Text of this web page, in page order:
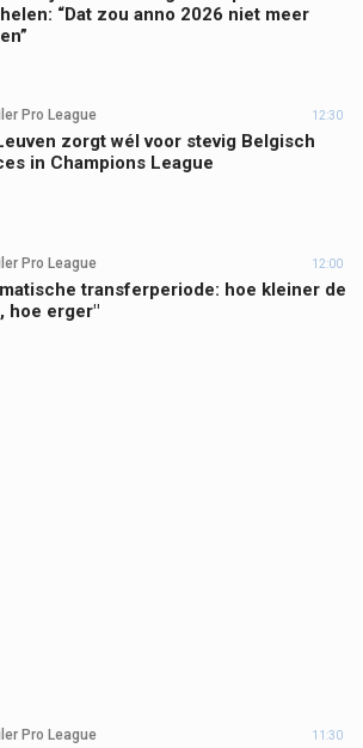
“Dat zou anno 2026 niet meer
Pro League 12:30
zorgt wél voor stevig Belgisch
in Champions League
Pro League 12:00
transferperiode: hoe kleiner de
hoe erger"
Pro League 11:30